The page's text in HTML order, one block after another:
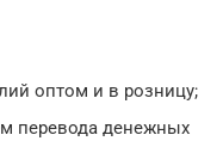
оптом и в розницу;
перевода денежных